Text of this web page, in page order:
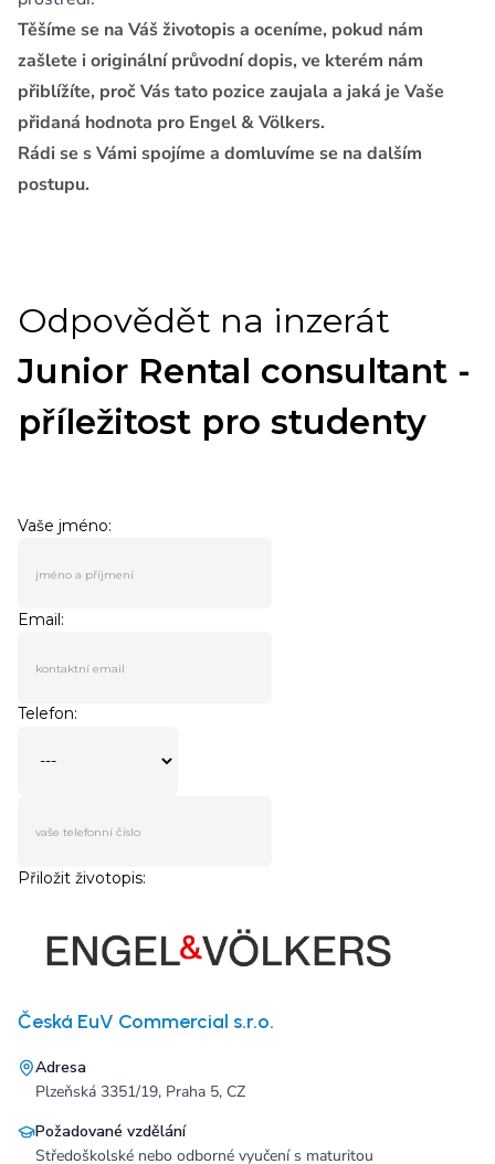
Těšíme se na Váš životopis a oceníme, pokud nám
zašlete i originální průvodní dopis, ve kterém nám
přiblížíte, proč Vás tato pozice zaujala a jaká je Vaše
přidaná hodnota pro Engel & Völkers.
Rádi se s Vámi spojíme a domluvíme se na dalším
postupu.
Česká EuV Commercial s.r.o.
Adresa
Plzeňská 3351/19, Praha 5, CZ
Požadované vzdělání
Středoškolské nebo odborné vyučení s maturitou